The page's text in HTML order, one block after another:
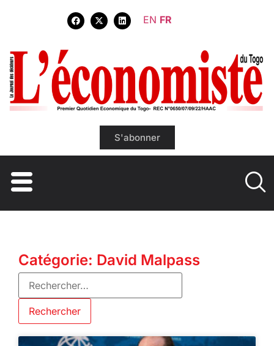
EN FR
S'abonner
Catégorie: David Malpass